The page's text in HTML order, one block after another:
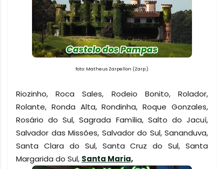
foto: Matheus Zarpellon (Zarp.)
Riozinho, Roca Sales, Rodeio Bonito, Rolador,
Rolante, Ronda Alta, Rondinha, Roque Gonzales,
Rosário do Sul, Sagrada Família, Salto do Jacuí,
Salvador das Missões, Salvador do Sul, Sananduva,
Santa Clara do Sul, Santa Cruz do Sul, Santa
Margarida do Sul, Santa Maria,